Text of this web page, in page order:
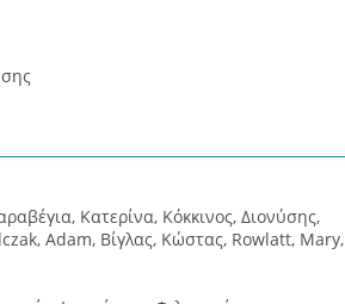
Κατερίνα, Κόκκινος, Διονύσης,
Adam, Βίγλας, Κώστας, Rowlatt, Mary,